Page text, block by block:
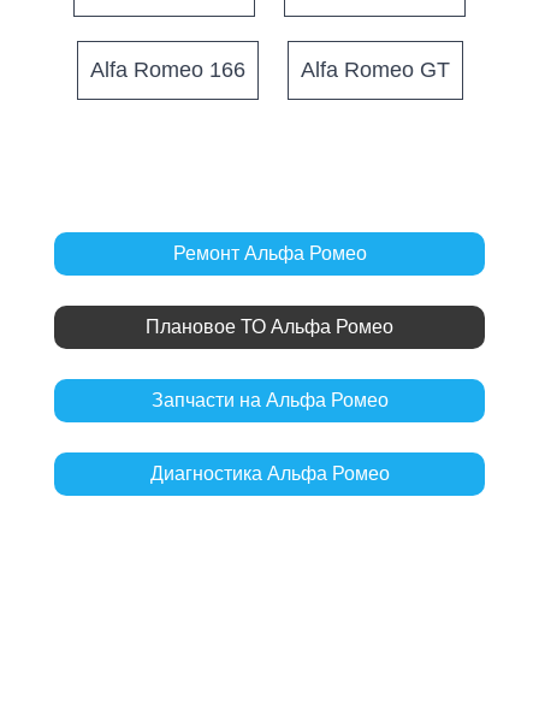
Alfa Romeo 166 Alfa Romeo GT
Ремонт Альфа Ромео
Плановое ТО Альфа Ромео
Запчасти на Альфа Ромео
Диагностика Альфа Ромео